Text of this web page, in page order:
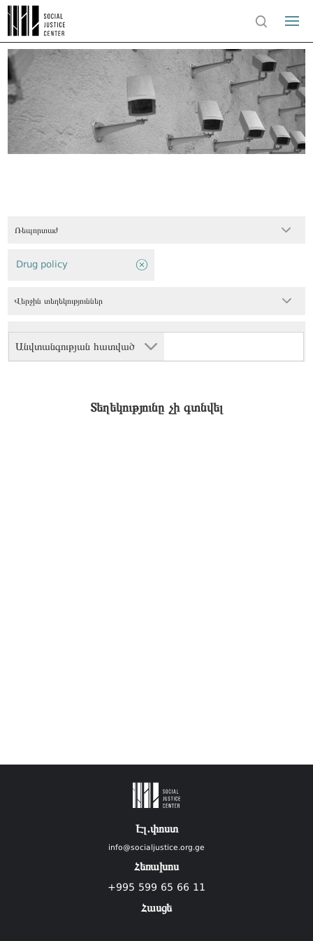
Ռեպորտաժ
Անվտանգության հատված
Drug policy
Վերջին տեղեկություններ
Տեղեկությունը չի գտնվել
Էլ.փոստ
info@socialjustice.org.ge
Հեռախոս
+995 599 65 66 11
Հասցե